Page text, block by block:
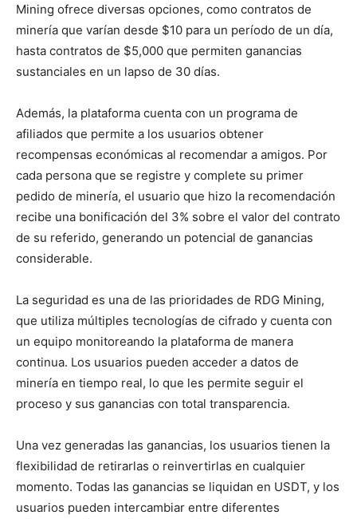
Mining ofrece diversas opciones, como contratos de
minería que varían desde $10 para un período de un día,
hasta contratos de $5,000 que permiten ganancias
sustanciales en un lapso de 30 días.
Además, la plataforma cuenta con un programa de
afiliados que permite a los usuarios obtener
recompensas económicas al recomendar a amigos. Por
cada persona que se registre y complete su primer
pedido de minería, el usuario que hizo la recomendación
recibe una bonificación del 3% sobre el valor del contrato
de su referido, generando un potencial de ganancias
considerable.
La seguridad es una de las prioridades de RDG Mining,
que utiliza múltiples tecnologías de cifrado y cuenta con
un equipo monitoreando la plataforma de manera
continua. Los usuarios pueden acceder a datos de
minería en tiempo real, lo que les permite seguir el
proceso y sus ganancias con total transparencia.
Una vez generadas las ganancias, los usuarios tienen la
flexibilidad de retirarlas o reinvertirlas en cualquier
momento. Todas las ganancias se liquidan en USDT, y los
usuarios pueden intercambiar entre diferentes